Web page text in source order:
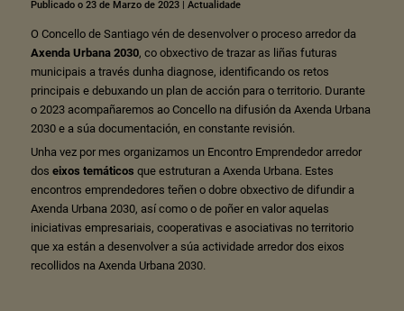
Publicado o 23 de Marzo de 2023| Actualidade
O Concello de Santiago vén de desenvolver o proceso arredor da
Axenda Urbana 2030, co obxectivo de trazar as liñas futuras
municipais a través dunha diagnose, identificando os retos
principais e debuxando un plan de acción para o territorio. Durante
o 2023 acompañaremos ao Concello na difusión da Axenda Urbana
2030 e a súa documentación, en constante revisión.
Unha vez por mes organizamos un Encontro Emprendedor arredor
dos eixos temáticos que estruturan a Axenda Urbana. Estes
encontros emprendedores teñen o dobre obxectivo de difundir a
Axenda Urbana 2030, así como o de poñer en valor aquelas
iniciativas empresariais, cooperativas e asociativas no territorio
que xa están a desenvolver a súa actividade arredor dos eixos
recollidos na Axenda Urbana 2030.